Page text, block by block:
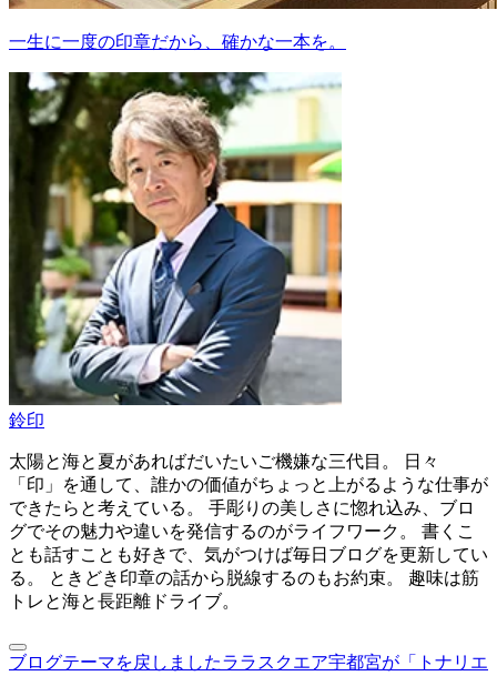
一生に一度の印章だから、確かな一本を。
鈴印
太陽と海と夏があればだいたいご機嫌な三代目。 日々
「印」を通して、誰かの価値がちょっと上がるような仕事が
できたらと考えている。 手彫りの美しさに惚れ込み、ブロ
グでその魅力や違いを発信するのがライフワーク。 書くこ
とも話すことも好きで、気がつけば毎日ブログを更新してい
る。 ときどき印章の話から脱線するのもお約束。 趣味は筋
トレと海と長距離ドライブ。
ブログテーマを戻しましたララスクエア宇都宮が「トナリエ